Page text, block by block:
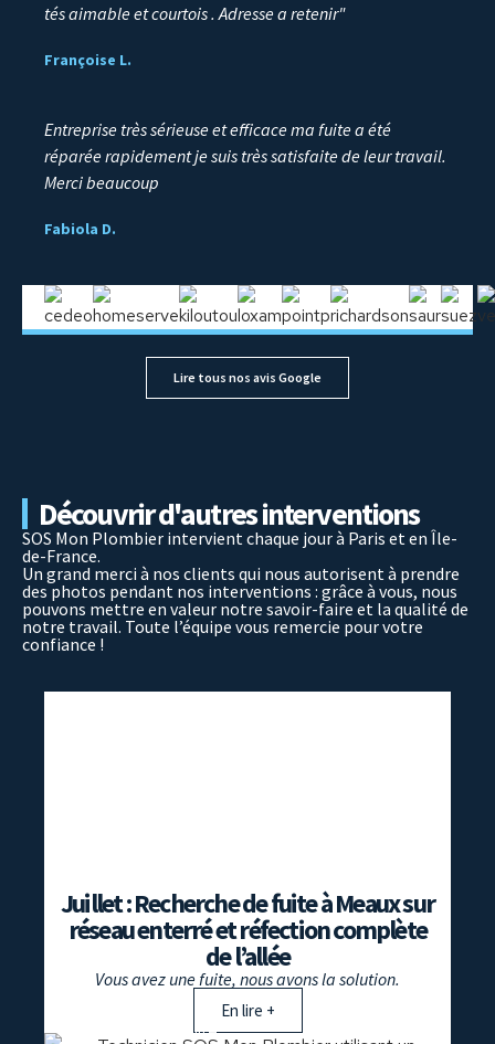
tés aimable et courtois . Adresse a retenir"
Françoise L.
Entreprise très sérieuse et efficace ma fuite a été
réparée rapidement je suis très satisfaite de leur travail.
Merci beaucoup
Fabiola D.
Lire tous nos avis Google
Découvrir d'autres interventions
SOS Mon Plombier intervient chaque jour à Paris et en Île-
de-France.
Un grand merci à nos clients qui nous autorisent à prendre
des photos pendant nos interventions : grâce à vous, nous
pouvons mettre en valeur notre savoir-faire et la qualité de
notre travail. Toute l’équipe vous remercie pour votre
confiance !
Juillet : Recherche de fuite à Meaux sur
réseau enterré et réfection complète
de l’allée
Vous avez une fuite, nous avons la solution.
En lire +
recherche de fuite